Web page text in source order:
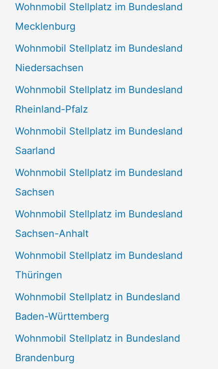
Wohnmobil Stellplatz im Bundesland
Mecklenburg
Wohnmobil Stellplatz im Bundesland
Niedersachsen
Wohnmobil Stellplatz im Bundesland
Rheinland-Pfalz
Wohnmobil Stellplatz im Bundesland
Saarland
Wohnmobil Stellplatz im Bundesland
Sachsen
Wohnmobil Stellplatz im Bundesland
Sachsen-Anhalt
Wohnmobil Stellplatz im Bundesland
Thüringen
Wohnmobil Stellplatz in Bundesland
Baden-Württemberg
Wohnmobil Stellplatz in Bundesland
Brandenburg